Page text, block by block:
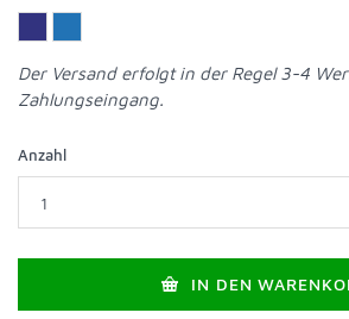
Der Versand erfolgt in der Regel 3-4
Zahlungseingang.
Anzahl
IN DEN